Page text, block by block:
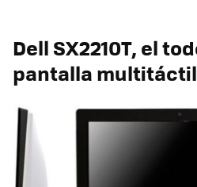
Dell SX2210T, el
pantalla multitáctil